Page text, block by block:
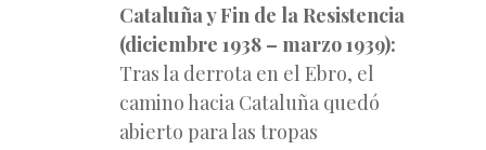
Cataluña y Fin de la Resistencia
(diciembre 1938 – marzo 1939):
Tras la derrota en el Ebro, el
camino hacia Cataluña quedó
abierto para las tropas